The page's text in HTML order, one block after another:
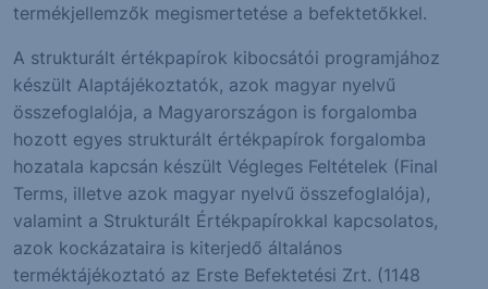
termékjellemzők megismertetése a befektetőkkel.
A strukturált értékpapírok kibocsátói programjához
készült Alaptájékoztatók, azok magyar nyelvű
összefoglalója, a Magyarországon is forgalomba
hozott egyes strukturált értékpapírok forgalomba
hozatala kapcsán készült Végleges Feltételek (Final
Terms, illetve azok magyar nyelvű összefoglalója),
valamint a Strukturált Értékpapírokkal kapcsolatos,
azok kockázataira is kiterjedő általános
terméktájékoztató az Erste Befektetési Zrt. (1148